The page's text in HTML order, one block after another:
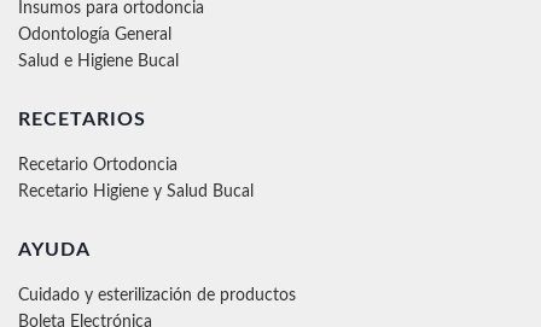
Insumos para ortodoncia
Odontología General
Salud e Higiene Bucal
RECETARIOS
Recetario Ortodoncia
Recetario Higiene y Salud Bucal
AYUDA
Cuidado y esterilización de productos
Boleta Electrónica